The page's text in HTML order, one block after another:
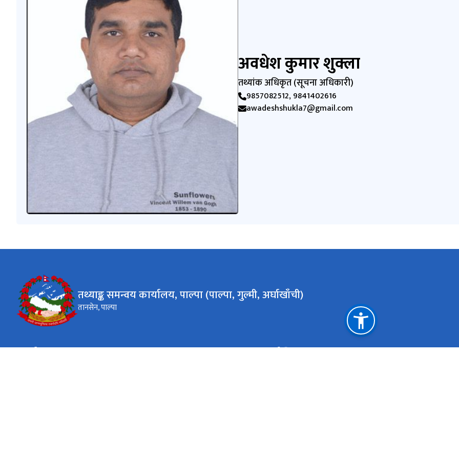
अवधेश कुमार शुक्ला
तथ्यांक अधिकृत (सूचना अधिकारी)
9857082512, 9841402616
awadeshshukla7@gmail.com
तथ्याङ्क समन्वय कार्यालय, पाल्पा (पाल्पा, गुल्मी, अर्घाखाँची)
तानसेन, पाल्पा
कार्यालय समय महत्त्वपूर्ण लिङ्कहरू